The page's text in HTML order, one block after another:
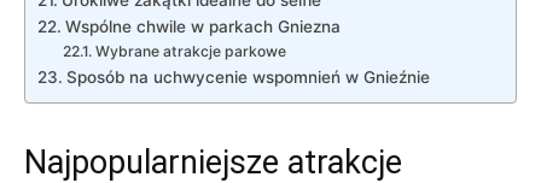
Wspólne chwile w⁢ parkach Gniezna
Wybrane ⁢atrakcje parkowe
Sposób na uchwycenie‌ wspomnień ⁤w Gnieźnie
Najpopularniejsze atrakcje